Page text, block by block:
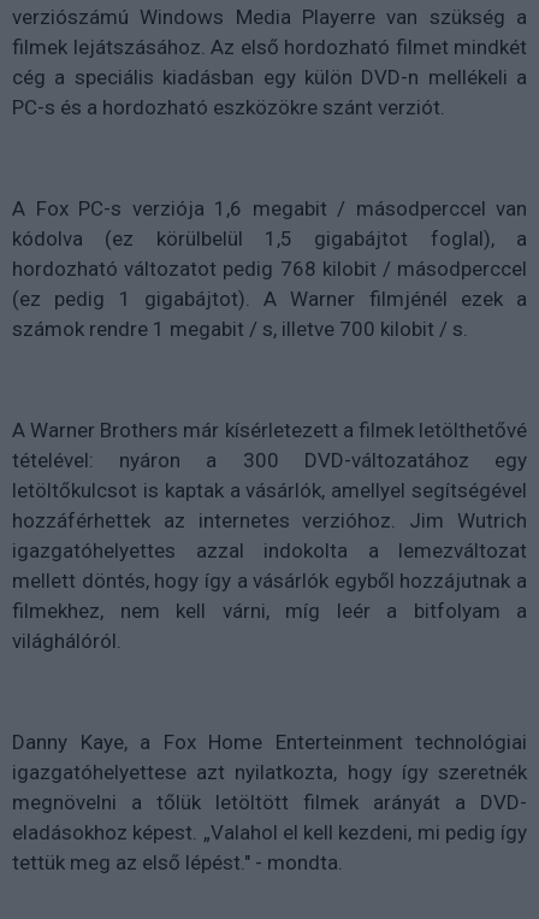
verziószámú Windows Media Playerre van szükség a
filmek lejátszásához. Az első hordozható filmet mindkét
cég a speciális kiadásban egy külön DVD-n mellékeli a
PC-s és a hordozható eszközökre szánt verziót.
A Fox PC-s verziója 1,6 megabit / másodperccel van
kódolva (ez körülbelül 1,5 gigabájtot foglal), a
hordozható változatot pedig 768 kilobit / másodperccel
(ez pedig 1 gigabájtot). A Warner filmjénél ezek a
számok rendre 1 megabit / s, illetve 700 kilobit / s.
A Warner Brothers már kísérletezett a filmek letölthetővé
tételével: nyáron a 300 DVD-változatához egy
letöltőkulcsot is kaptak a vásárlók, amellyel segítségével
hozzáférhettek az internetes verzióhoz. Jim Wutrich
igazgatóhelyettes azzal indokolta a lemezváltozat
mellett döntés, hogy így a vásárlók egyből hozzájutnak a
filmekhez, nem kell várni, míg leér a bitfolyam a
világhálóról.
Danny Kaye, a Fox Home Enterteinment technológiai
igazgatóhelyettese azt nyilatkozta, hogy így szeretnék
megnövelni a tőlük letöltött filmek arányát a DVD-
eladásokhoz képest. „Valahol el kell kezdeni, mi pedig így
tettük meg az első lépést." - mondta.